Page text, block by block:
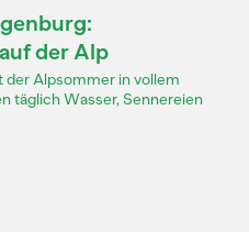
der Alp
der Alpsommer in vollem
täglich Wasser, Sennereien